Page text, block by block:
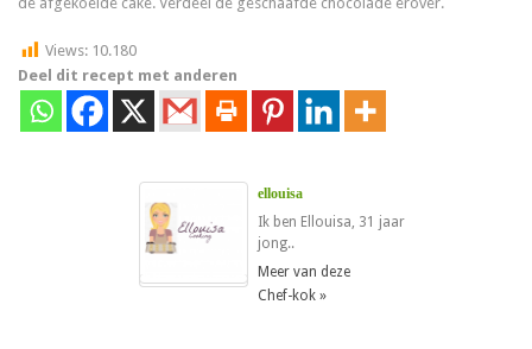
Views: 10.180
Deel dit recept met anderen
ellouisa
Ik ben Ellouisa, 31 jaar
jong..
Meer van deze
Chef-kok »